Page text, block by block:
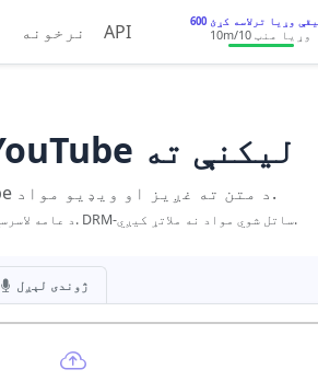
نرخونه API دقیقې وړیا ترلاسه کړئ
10m /10 وړیا منټ
لېږدول YouTube ليکنې ته
لېږدول YouTube د متن ته غږيز او ويډيو مواد.
د عامه لاسرسي غږيز او ويډيو کارونه. DRM-ساتل شوي مواد نه ملاتړ کيږي.
ژوندی لېږل